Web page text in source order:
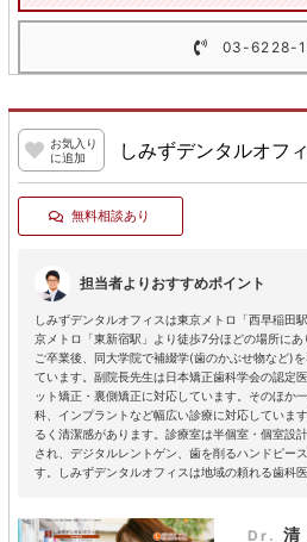
03-6228-
お気入り
に追加
しみずデンタルオフ
無料相談あり
担当者よりおすすめポイント
しみずデンタルオフィスは東京メトロ「西早稲田
京メトロ「東新宿駅」より徒歩7分ほどの場所に
ご卒業後、同大学院で補綴学(歯のかぶせ物など)
ています。副院長先生は日本矯正歯科学会の認定
ット矯正・裏側矯正に対応しています。そのほか
科、インプラントなど幅広い診療に対応していま
るく清潔感があります。診療室は半個室・個室設
され、デジタルレントゲン、歯を削るハンドピー
す。しみずデンタルオフィスは地域の頼れる歯科医
Dr.